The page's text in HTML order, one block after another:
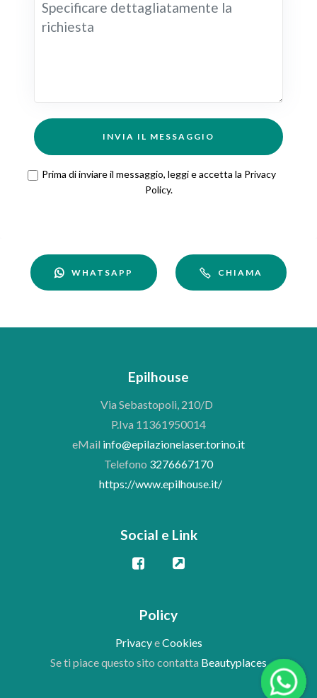
INVIA IL MESSAGGIO
Prima di inviare il messaggio, leggi e accetta la Privacy
Policy.
WHATSAPP CHIAMA
Epilhouse
Via Sebastopoli, 210/D
P.Iva 11361950014
eMail info@epilazionelaser.torino.it
Telefono 3276667170
https://www.epilhouse.it/
Social e Link
Policy
PrivacyeCookies
Se ti piace questo sito contatta Beautyplaces